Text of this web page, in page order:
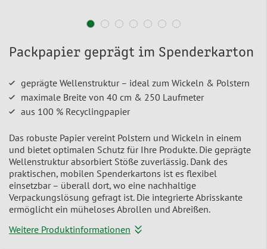
Packpapier geprägt im Spenderkarton
geprägte Wellenstruktur – ideal zum Wickeln & Polstern
maximale Breite von 40 cm & 250 Laufmeter
aus 100 % Recyclingpapier
Das robuste Papier vereint Polstern und Wickeln in einem
und bietet optimalen Schutz für Ihre Produkte. Die geprägte
Wellenstruktur absorbiert Stöße zuverlässig. Dank des
praktischen, mobilen Spenderkartons ist es flexibel
einsetzbar – überall dort, wo eine nachhaltige
Verpackungslösung gefragt ist. Die integrierte Abrisskante
ermöglicht ein müheloses Abrollen und Abreißen.
Weitere Produktinformationen